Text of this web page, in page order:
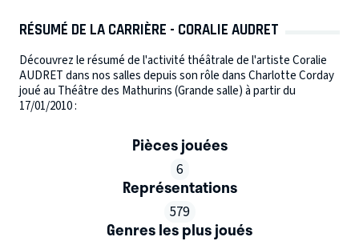
RÉSUMÉ DE LA CARRIÈRE - CORALIE AUDRET
Découvrez le résumé de l'activité théâtrale de l'artiste Coralie
AUDRET dans nos salles depuis son rôle dans Charlotte Corday
joué au Théâtre des Mathurins (Grande salle) à partir du
17/01/2010 :
Pièces jouées
6
Représentations
579
Genres les plus joués